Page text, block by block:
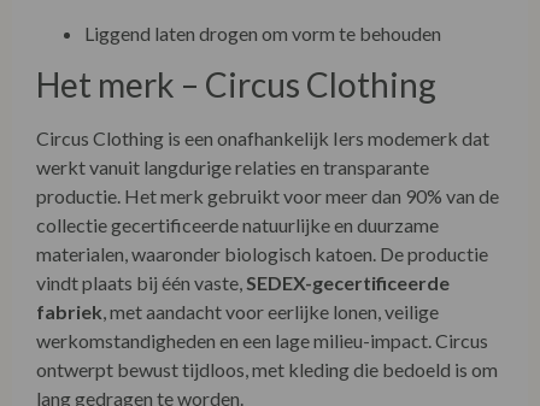
Liggend laten drogen om vorm te behouden
Het merk – Circus Clothing
Circus Clothing is een onafhankelijk Iers modemerk dat
werkt vanuit langdurige relaties en transparante
productie. Het merk gebruikt voor meer dan 90% van de
collectie gecertificeerde natuurlijke en duurzame
materialen, waaronder biologisch katoen. De productie
vindt plaats bij één vaste,SEDEX-gecertificeerde
fabriek, met aandacht voor eerlijke lonen, veilige
werkomstandigheden en een lage milieu-impact. Circus
ontwerpt bewust tijdloos, met kleding die bedoeld is om
lang gedragen te worden.